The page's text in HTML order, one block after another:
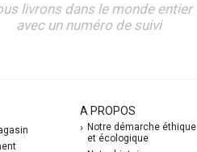
livrons dans le monde entier
avec un numéro de suivi
A PROPOS
Notre démarche éthique
et écologique